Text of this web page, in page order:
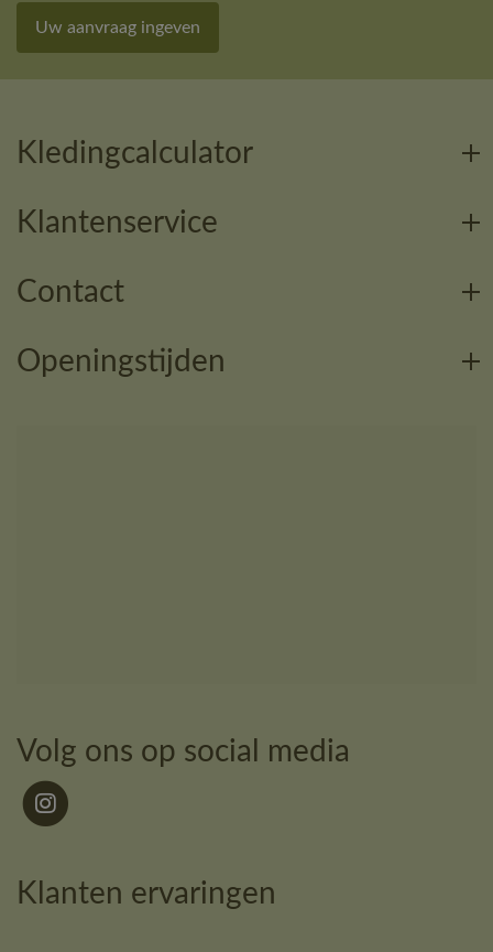
Uw aanvraag ingeven
Kledingcalculator
Klantenservice
Contact
Openingstijden
Volg ons op social media
Klanten ervaringen